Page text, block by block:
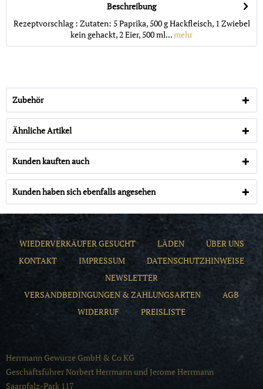
Beschreibung
Rezeptvorschlag : Zutaten: 5 Paprika, 500 g Hackfleisch, 1 Zwiebel
kein gehackt, 2 Eier, 500 ml...mehr
Zubehör
Ähnliche Artikel
Kunden kauften auch
Kunden haben sich ebenfalls angesehen
WIEDERVERKÄUFER GESUCHT LÄDEN
ÜBER UNS
KONTAKT
IMPRESSUM
DATENSCHUTZHINWEISE
NEWSLETTER
VERSANDBEDINGUNGEN & ZAHLUNGSARTEN
AGB
WIDERRUF
PREISLISTE
Herrmann Gewürze GmbH & Co KG
Geschäftsführer Norbert Herrmann und Jerome Herrmann
Saarpfalz-Park 117